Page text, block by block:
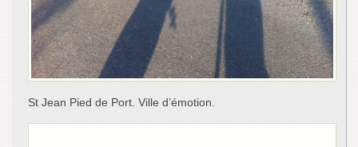
St Jean Pied de Port. Ville d’émotion.